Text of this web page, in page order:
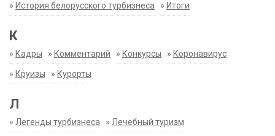
» История белорусского турбизнеса » Итоги
К
» Кадры » Комментарий » Конкурсы » Коронавирус
» Круизы » Курорты
Л
» Легенды турбизнеса » Лечебный туризм